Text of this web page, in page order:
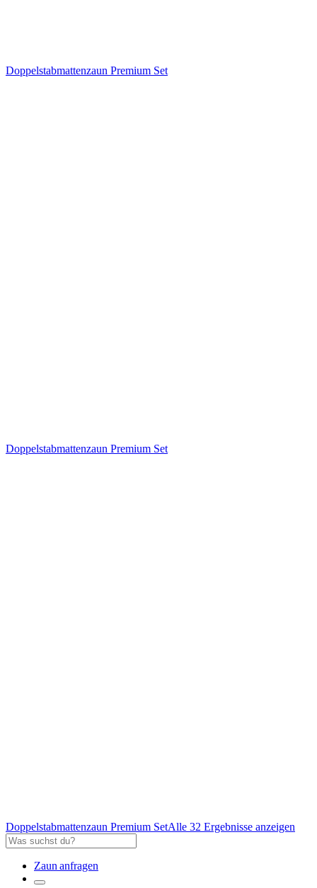
Doppelstabmattenzaun Premium Set
Doppelstabmattenzaun Premium Set
Doppelstabmattenzaun Premium SetAlle 32 Ergebnisse anzeigen
Zaun anfragen